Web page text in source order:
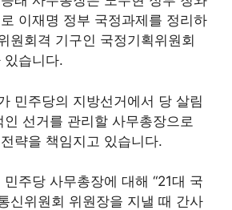
이재명 정부 국정과제를 정리하
원회격 기구인 국정기획위원회
있습니다.
민주당의 지방선거에서 당 살림
선거를 관리할 사무총장으로
략을 책임지고 있습니다.
주당 사무총장에 대해 “21대 국
신위원회 위원장을 지낼 때 간사